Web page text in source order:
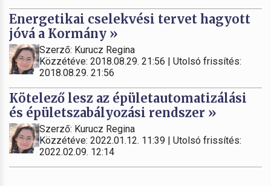
Energetikai cselekvési tervet hagyott
jóvá a Kormány »
Szerző: Kurucz Regina
Közzétéve: 2018.08.29. 21:56 | Utolsó frissítés:
2018.08.29. 21:56
Kötelező lesz az épületautomatizálási
és épületszabályozási rendszer »
Szerző: Kurucz Regina
Közzétéve: 2022.01.12. 11:39 | Utolsó frissítés:
2022.02.09. 12:14